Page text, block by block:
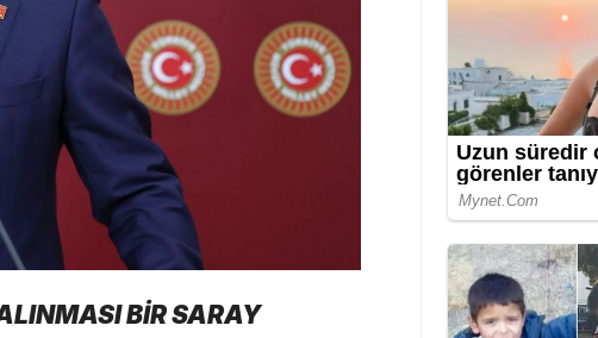
BİR SARAY